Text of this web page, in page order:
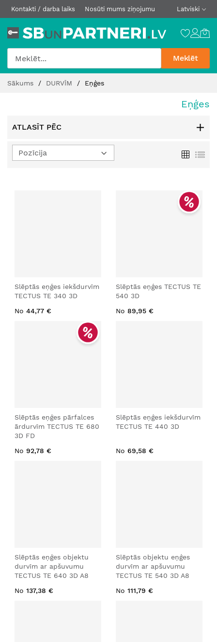
Kontakti / darba laiks Nosūti mums ziņojumu Latviski
Meklēt
Sākums DURVĪM Eņģes
Eņģes
ATLASĪT PĒC
Režģis
Slēptās eņģes iekšdurvīm
TECTUS TE 340 3D
No 44,77 €
Slēptās eņģes TECTUS TE
540 3D
No 89,95 €
Slēptās eņģes pārfalces
ārdurvīm TECTUS TE 680
3D FD
No 92,78 €
Slēptās eņģes iekšdurvīm
TECTUS TE 440 3D
No 69,58 €
Slēptās eņģes objektu
durvīm ar apšuvumu
TECTUS TE 640 3D A8
No 137,38 €
Slēptās objektu eņģes
durvīm ar apšuvumu
TECTUS TE 540 3D A8
No 111,79 €